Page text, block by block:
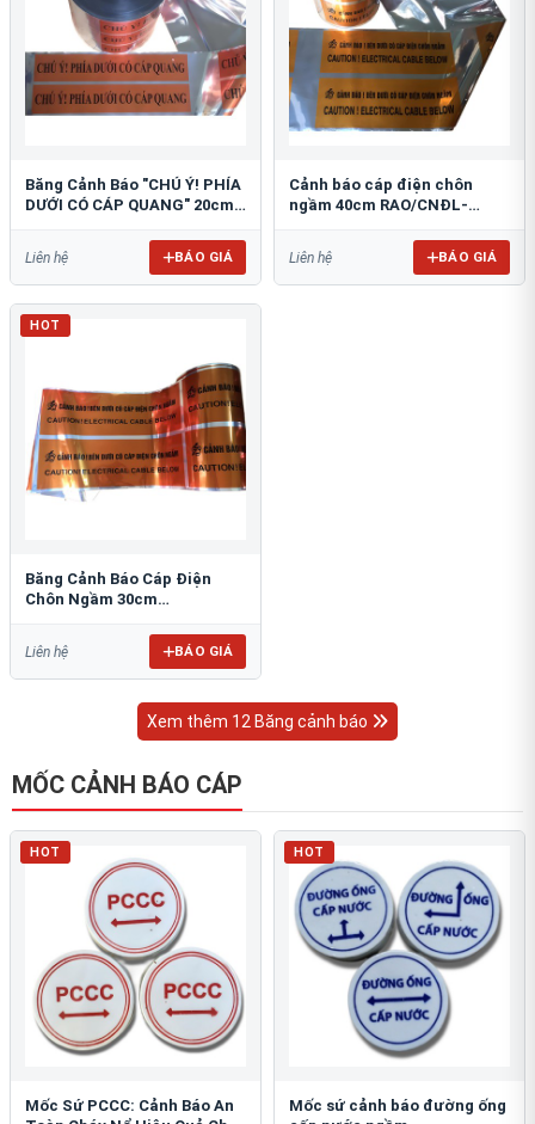
Băng Cảnh Báo "CHÚ Ý! PHÍA
DƯỚI CÓ CÁP QUANG" 20cm
Liên hệ BÁO GIÁ
Cảnh báo cáp điện chôn
ngầm 40cm RAO/CNĐL-
Liên hệ BÁO GIÁ
HOT
Băng Cảnh Báo Cáp Điện
Chôn Ngầm 30cm
Liên hệ BÁO GIÁ
Xem thêm 12 Băng cảnh báo
MỐC CẢNH BÁO CÁP
HOT
Mốc Sứ PCCC: Cảnh Báo An
HOT
Mốc sứ cảnh báo đường ống